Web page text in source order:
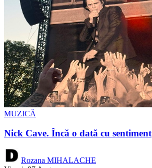
MUZICĂ
Nick Cave. Încă o dată cu sentiment
Rozana MIHALACHE